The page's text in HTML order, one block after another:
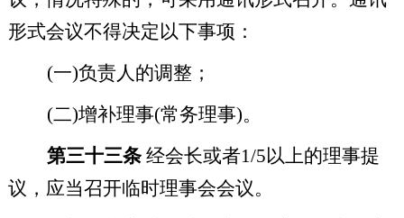
形式会议不得决定以下事项：
(一)负责人的调整；
(二)增补理事(常务理事)。
第三十三条经会长或者1/5以上的理事提
议，应当召开临时理事会会议。